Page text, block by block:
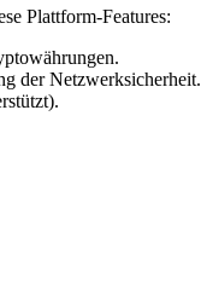
Plattform-Features:
der Netzwerksicherheit.